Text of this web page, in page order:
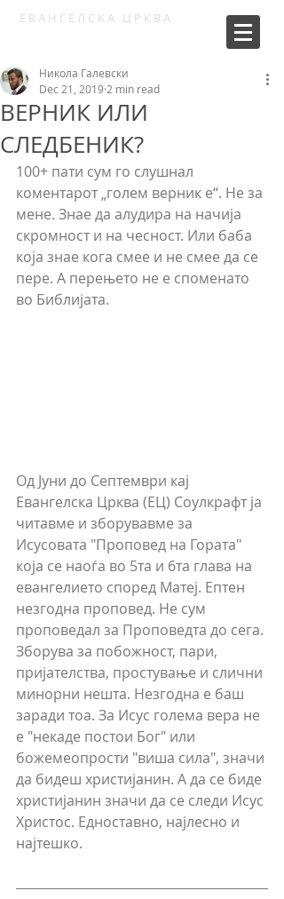
ЕВАНГЕЛСКА ЦРКВА
ВЕРНИК ИЛИ
СЛЕДБЕНИК?
Никола Галевски
Dec 21, 2019 2 min read
100+ пати сум го слушнал
коментарот „голем верник е“. Не за
мене. Знае да алудира на начија
скромност и на чесност. Или баба
која знае кога смее и не смее да се
пере. А перењето не е споменато
во Библијата.
Од Јуни до Септември кај
Евангелска Црква (ЕЦ) Соулкрафт ја
читавме и зборувавме за
Исусовата "Проповед на Гората"
која се наоѓа во 5та и 6та глава на
евангелието според Матеј. Ептен
незгодна проповед. Не сум
проповедал за Проповедта до сега.
Зборува за побожност, пари,
пријателства, простување и слични
минорни нешта. Незгодна е баш
заради тоа. За Исус голема вера не
е "некаде постои Бог" или
божемеопрости "виша сила", значи
да бидеш христијанин. А да се биде
христијанин значи да се следи Исус
Христос. Едноставно, најлесно и
најтешко.